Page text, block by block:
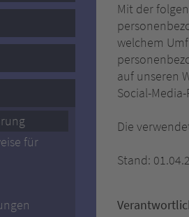
für
Mit der
welchem
auf unseren
Social-
Die
Stand: